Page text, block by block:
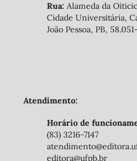
Rua: Alameda da
Cidade Universitária,
João Pessoa, PB,
Atendimento:
Horário de
(83) 3216-7147
editora@ufpb.br